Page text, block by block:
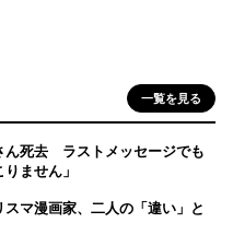
一覧を見る
ん死去 ラストメッセージでも
ません」
マ漫画家、二人の「違い」と